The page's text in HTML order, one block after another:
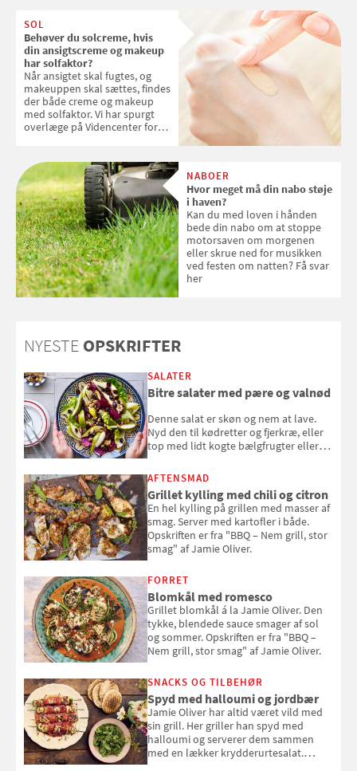
SOL
Behøver du solcreme, hvis
din ansigtscreme og makeup
har solfaktor?
Når ansigtet skal fugtes, og
makeuppen skal sættes, findes
der både creme og makeup
med solfaktor. Vi har spurgt
overlæge på Videncenter for
med SPF kan erstatte
solcreme, når man bevæger
sig ud i solen
NABOER
Hvor meget må din nabo støje
i haven?
Kan du med loven i hånden
bede din nabo om at stoppe
motorsaven om morgenen
eller skrue ned for musikken
ved festen om natten? Få svar
her
NYESTE OPSKRIFTER
SALATER
Bitre salater med pære og valnød
Denne salat er skøn og nem at lave.
Nyd den til kødretter og fjerkræ, eller
top med lidt kogte bælgfrugter eller
selvstændigt måltid. Opskriften er fra
Louisa Lorangs kogebog "Salat".
AFTENSMAD
Grillet kylling med chili og citron
En hel kylling på grillen med masser af
smag. Server med kartofler i både.
Opskriften er fra "BBQ – Nem grill, stor
smag" af Jamie Oliver.
FORRET
Blomkål med romesco
Grillet blomkål á la Jamie Oliver. Den
tykke, blendede sauce smager af sol
og sommer. Opskriften er fra "BBQ –
Nem grill, stor smag" af Jamie Oliver.
SNACKS OG TILBEHØR
Spyd med halloumi og jordbær
Jamie Oliver har altid været vild med
sin grill. Her griller han spyd med
halloumi og serverer dem sammen
med en lækker krydderurtesalat.